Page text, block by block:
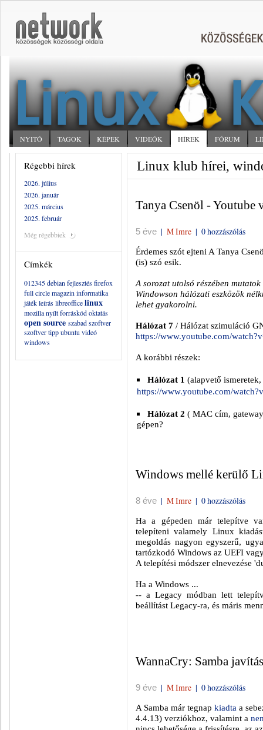
NYITÓ TAGOK KÉPEK VIDEÓK HÍREK FÓRUM
Régebbi hírek
2026. július
2026. január
2025. március
2025. február
Még régebbiek
Címkék
012345debian fejlesztésfirefox
full circle magazin informatika
játékleíráslibreofficelinux
mozillanyílt forráskódoktatás
open source szabad szoftver
szoftvertippubuntu videó
windows
Linux klub hírei,
Tanya Csenöl - Youtube
5 éve | M Imre | 0 hozzászólás
Érdemes szót ejteni A Tanya
(is) szó esik.
A sorozat utolsó részében
Windowson hálózati eszközök
lehet gyakorolni.
Hálózat 7 / Hálózat szimuláció
https://www.youtube.com/
A korábbi részek:
Hálózat 1 (alapvető
https://www.youtube.com/
Hálózat 2 ( MAC cím,
gépen?
Windows mellé kerülő
8 éve | M Imre | 0 hozzászólás
Ha a gépeden már telepítve
telepíteni valamely Linux
megoldás nagyon egyszerű,
tartózkodó Windows az UEFI
A telepítési módszer elnevezése
Ha a Windows ...
-- a Legacy módban lett
beállítást Legacy-ra, és máris
WannaCry: Samba javítás
9 éve | M Imre | 0 hozzászólás
A Samba már tegnap kiadta a
4.4.13) verziókhoz, valamint a